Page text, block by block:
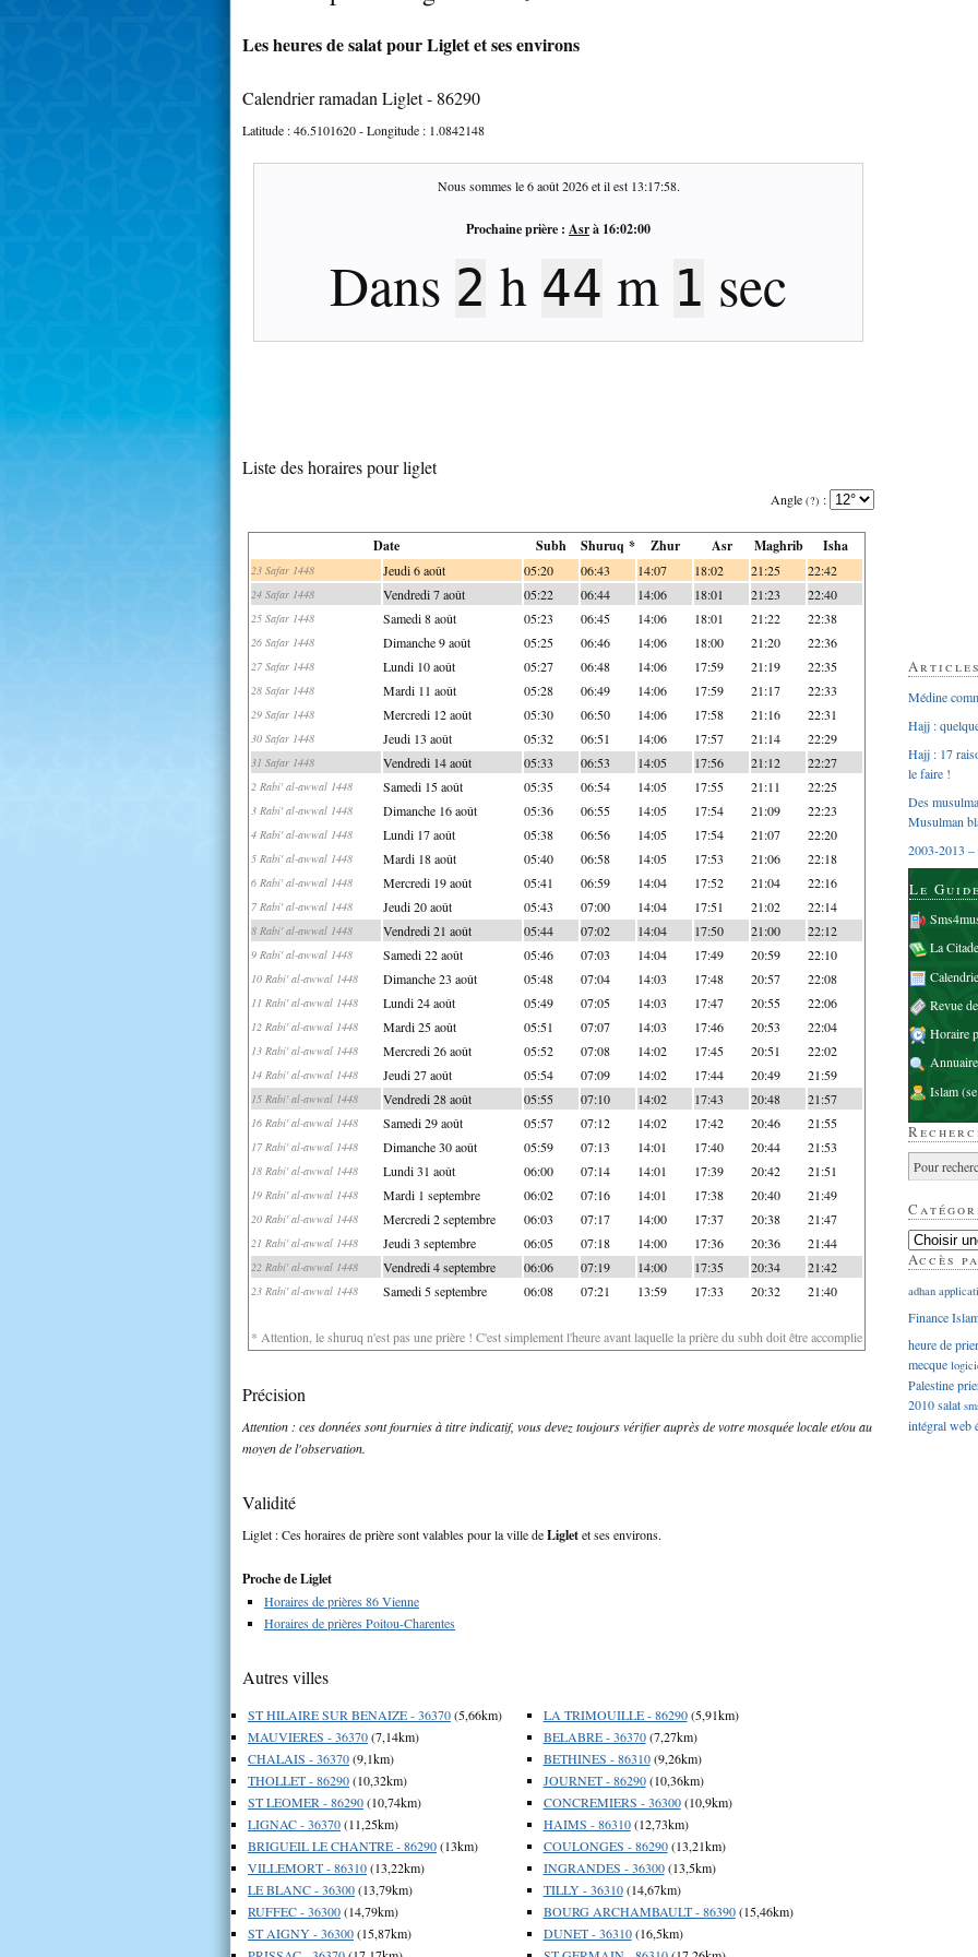
Les heures de salat pour Liglet et ses environs
Calendrier ramadan Liglet - 86290
Latitude :46.5101620- Longitude : 1.0842148
Nous sommes le6 août 2026et il est 13:17:58.
Prochaine prière : Asrà 16:02:00
Dans 2 h 44 m 1 sec
Liste des horaires pour liglet
Angle (?) :
Date Subh Shuruq * Zhur Asr Maghrib Isha
23 Safar 1448 Jeudi 6 août 05:20 06:43 14:07 18:02 21:25 22:42
24 Safar 1448 Vendredi 7 août 05:22 06:44 14:06 18:01 21:23 22:40
25 Safar 1448 Samedi 8 août 05:23 06:45 14:06 18:01 21:22 22:38
26 Safar 1448 Dimanche 9 août 05:25 06:46 14:06 18:00 21:20 22:36
27 Safar 1448 Lundi 10 août 05:27 06:48 14:06 17:59 21:19 22:35
28 Safar 1448 Mardi 11 août 05:28 06:49 14:06 17:59 21:17 22:33
29 Safar 1448 Mercredi 12 août 05:30 06:50 14:06 17:58 21:16 22:31
30 Safar 1448 Jeudi 13 août 05:32 06:51 14:06 17:57 21:14 22:29
31 Safar 1448 Vendredi 14 août 05:33 06:53 14:05 17:56 21:12 22:27
2 Rabi' al-awwal 1448 Samedi 15 août 05:35 06:54 14:05 17:55 21:11 22:25
3 Rabi' al-awwal 1448 Dimanche 16 août 05:36 06:55 14:05 17:54 21:09 22:23
4 Rabi' al-awwal 1448 Lundi 17 août 05:38 06:56 14:05 17:54 21:07 22:20
5 Rabi' al-awwal 1448 Mardi 18 août 05:40 06:58 14:05 17:53 21:06 22:18
6 Rabi' al-awwal 1448 Mercredi 19 août 05:41 06:59 14:04 17:52 21:04 22:16
7 Rabi' al-awwal 1448 Jeudi 20 août 05:43 07:00 14:04 17:51 21:02 22:14
8 Rabi' al-awwal 1448 Vendredi 21 août 05:44 07:02 14:04 17:50 21:00 22:12
9 Rabi' al-awwal 1448 Samedi 22 août 05:46 07:03 14:04 17:49 20:59 22:10
10 Rabi' al-awwal 1448 Dimanche 23 août 05:48 07:04 14:03 17:48 20:57 22:08
11 Rabi' al-awwal 1448 Lundi 24 août 05:49 07:05 14:03 17:47 20:55 22:06
12 Rabi' al-awwal 1448 Mardi 25 août 05:51 07:07 14:03 17:46 20:53 22:04
13 Rabi' al-awwal 1448 Mercredi 26 août 05:52 07:08 14:02 17:45 20:51 22:02
14 Rabi' al-awwal 1448 Jeudi 27 août 05:54 07:09 14:02 17:44 20:49 21:59
15 Rabi' al-awwal 1448 Vendredi 28 août 05:55 07:10 14:02 17:43 20:48 21:57
16 Rabi' al-awwal 1448 Samedi 29 août 05:57 07:12 14:02 17:42 20:46 21:55
17 Rabi' al-awwal 1448 Dimanche 30 août 05:59 07:13 14:01 17:40 20:44 21:53
18 Rabi' al-awwal 1448 Lundi 31 août 06:00 07:14 14:01 17:39 20:42 21:51
19 Rabi' al-awwal 1448 Mardi 1 septembre 06:02 07:16 14:01 17:38 20:40 21:49
20 Rabi' al-awwal 1448 Mercredi 2 septembre 06:03 07:17 14:00 17:37 20:38 21:47
21 Rabi' al-awwal 1448 Jeudi 3 septembre 06:05 07:18 14:00 17:36 20:36 21:44
22 Rabi' al-awwal 1448 Vendredi 4 septembre 06:06 07:19 14:00 17:35 20:34 21:42
23 Rabi' al-awwal 1448 Samedi 5 septembre 06:08 07:21 13:59 17:33 20:32 21:40
* Attention, le shuruq n'est pas une prière ! C'est simplement l'heure avant laquelle la prière du subh doit être accomplie
Précision
Attention : ces données sont fournies à titre indicatif, vous devez toujours vérifier auprès de votre mosquée locale et/ou au
moyen de l'observation.
Validité
Liglet : Ces horaires de prière sont valables pour la ville deLigletet ses environs.
Proche de Liglet
Horaires de prières 86 Vienne
Horaires de prières Poitou-Charentes
Autres villes
ST HILAIRE SUR BENAIZE - 36370(5,66km)
MAUVIERES - 36370(7,14km)
CHALAIS - 36370(9,1km)
THOLLET - 86290(10,32km)
ST LEOMER - 86290(10,74km)
LIGNAC - 36370(11,25km)
BRIGUEIL LE CHANTRE - 86290(13km)
VILLEMORT - 86310(13,22km)
LE BLANC - 36300(13,79km)
RUFFEC - 36300(14,79km)
ST AIGNY - 36300(15,87km)
LA TRIMOUILLE - 86290(5,91km)
BELABRE - 36370(7,27km)
BETHINES - 86310(9,26km)
JOURNET - 86290(10,36km)
CONCREMIERS - 36300(10,9km)
HAIMS - 86310(12,73km)
COULONGES - 86290(13,21km)
INGRANDES - 36300(13,5km)
TILLY - 36310(14,67km)
BOURG ARCHAMBAULT - 86390(15,46km)
DUNET - 36310(16,5km)
Médine
Hajj :
Hajj : 17
le faire !
Des
Musulman
2003-2013 –
Le
La
Revue
Horaire
Islam
Accès
adhan
Finance
heure de
mecque
Palestine
2010salat
intégralweb